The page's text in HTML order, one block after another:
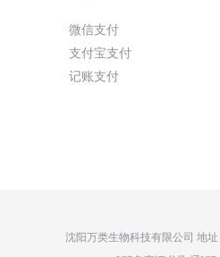
微信支付
支付宝支付
记账支付
沈阳万类生物科技有限公司 地